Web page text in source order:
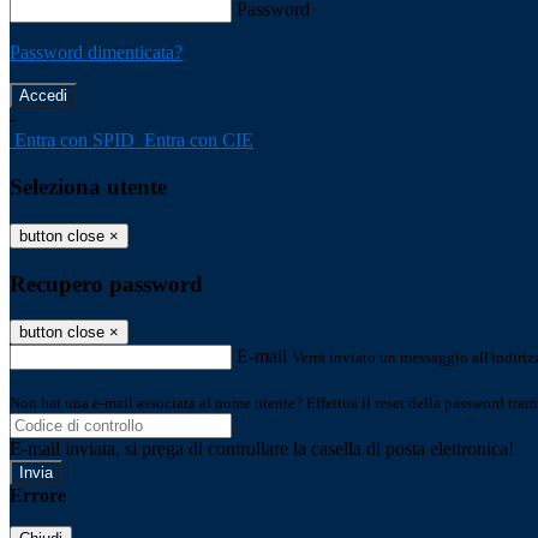
Password
Password dimenticata?
-
Entra con SPID Entra con CIE
Seleziona utente
button close ×
Recupero password
button close ×
E-mail Verrà inviato un messaggio
Non hai una e-mail associata al nome utente? Effettua il reset della password
E-mail inviata, si prega di controllare la casella di posta elettronica!
Errore